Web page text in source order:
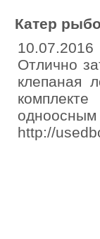
Катер
10.07.2016
Отлично
клепаная
http://